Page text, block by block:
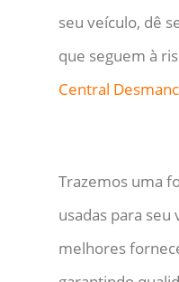
seu veículo, dê
que seguem à
Central
Trazemos uma
usadas para seu
melhores